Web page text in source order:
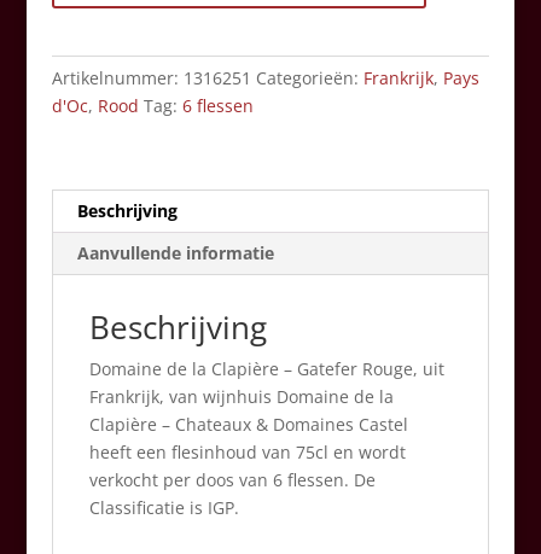
-
Rouge
-
75
Artikelnummer: 1316251 Categorieën: Frankrijk, Pays
d'Oc, Rood Tag: 6 flessen
Beschrijving
Aanvullende informatie
Beschrijving
Domaine de la Clapière – Gatefer Rouge, uit
Frankrijk, van wijnhuis Domaine de la
Clapière – Chateaux & Domaines Castel
heeft een flesinhoud van 75cl en wordt
verkocht per doos van 6 flessen. De
Classificatie is IGP.